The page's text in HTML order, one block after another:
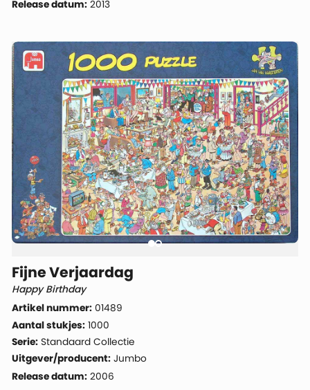
Release datum: 2013
Fijne Verjaardag
Happy Birthday
Artikel nummer: 01489
Aantal stukjes: 1000
Serie: Standaard Collectie
Uitgever/producent: Jumbo
Release datum: 2006